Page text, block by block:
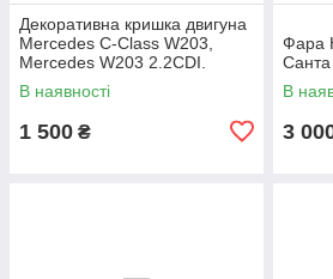
Декоративна кришка двигуна
Mercedes C-Class W203,
Mercedes W203 2.2CDI.
A6460100467.
В наявності
1 500 ₴
Фара
Санта
В
3